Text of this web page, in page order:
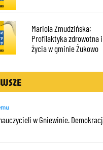
Mariola Zmudzińska:
Profilaktyka zdrowotna
życia w gminie Żukowo
w Gniewinie.